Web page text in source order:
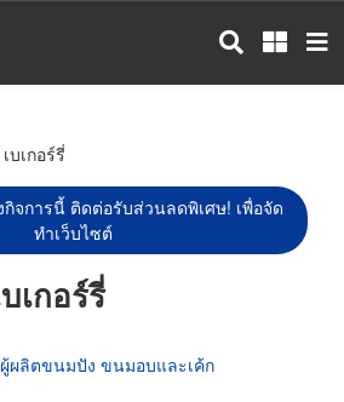
บเกอร์รี่
จการนี้ ติดต่อรับส่วนลดพิเศษ! เพื่อจัด
ทำเว็บไซต์
เกอร์รี่
ผลิตขนมปัง ขนมอบและเค้ก